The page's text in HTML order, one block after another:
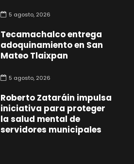
5 agosto, 2026
Tecamachalco entrega
adoquinamiento en San
Mateo Tlaixpan
5 agosto, 2026
Roberto Zataráin impulsa
iniciativa para proteger
la salud mental de
servidores municipales